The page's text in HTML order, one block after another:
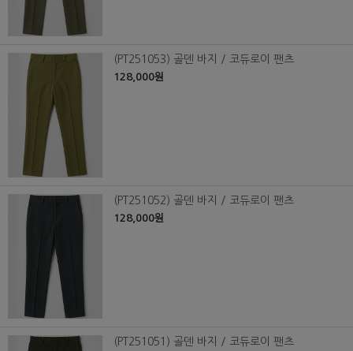
(PT251053) 골덴 바지 / 코듀로이 팬츠
128,000원
(PT251052) 골덴 바지 / 코듀로이 팬츠
128,000원
(PT251051) 골덴 바지 / 코듀로이 팬츠